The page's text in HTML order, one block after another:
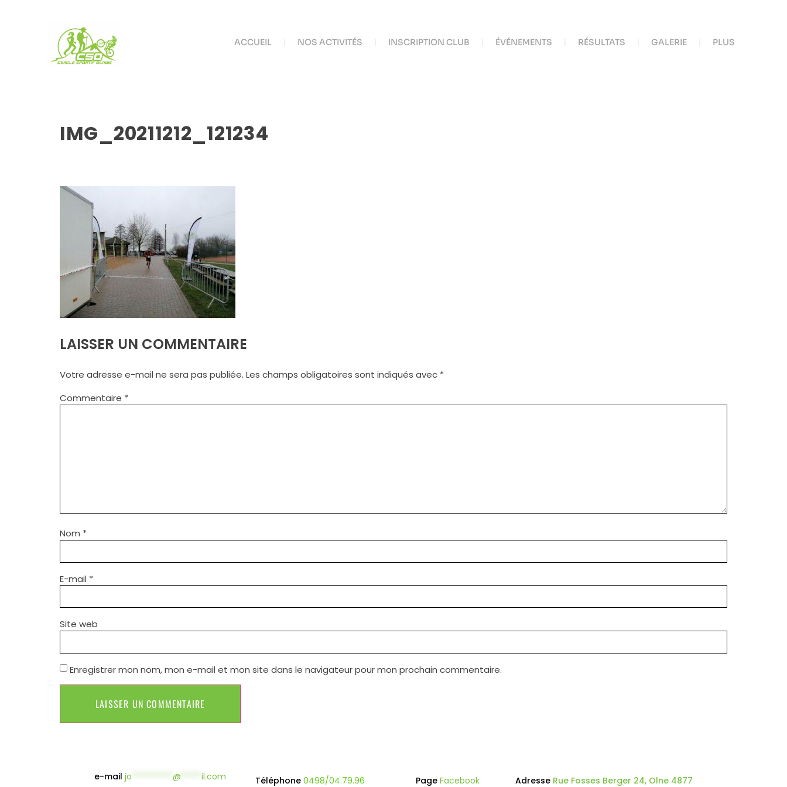
ACCUEIL NOS ACTIVITÉS INSCRIPTION CLUB ÉVÉNEMENTS RÉSULTATS GALERIE PLUS
IMG_20211212_121234
LAISSER UN COMMENTAIRE
Votre adresse e-mail ne sera pas publiée. Les champs obligatoires sont indiqués avec *
Commentaire *
Nom *
E-mail *
Site web
Enregistrer mon nom, mon e-mail et mon site dans le navigateur pour mon prochain commentaire.
e-mailjo **********@ *****il.com Téléphone0498/04.79.96 Page Facebook Adresse Rue Fosses Berger 24, Olne 4877